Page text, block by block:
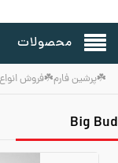
محصولات
☘️پرشین فارم☘️فروش انواع
Big Bud